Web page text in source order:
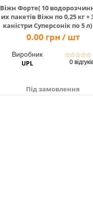
Віжн Форте( 10
их пакетів Віжн по 0,25 кг +
каністри Суперсонік по 5 л)
0.00 грн / шт
Виробник
UPL
☆☆☆☆☆
0
Під замовлення